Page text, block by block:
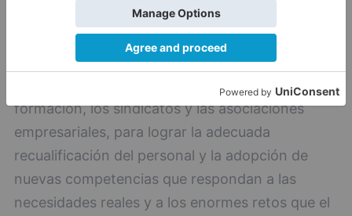
Clara San Damián-, es importante aprovechar
esta ocasión para trabajar de forma conjunta
todas las partes interesadas, incluidas las
administraciones públicas, los centros de
formación, los sindicatos y las asociaciones
empresariales, para lograr la adecuada
recualificación del personal y la adopción de
nuevas competencias que respondan a las
necesidades reales y a los enormes retos que el